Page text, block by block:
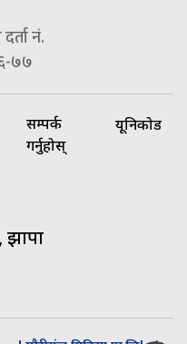
नं.
७७
सम्पर्क
गर्नुहोस्
यूनिकोड
झापा